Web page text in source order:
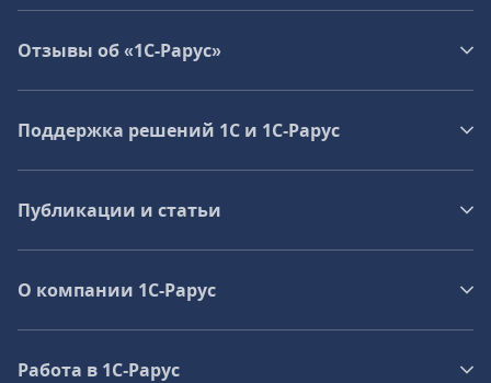
Отзывы об «1С-Рарус»
Поддержка решений 1С и 1С‑Рарус
Публикации и статьи
О компании 1C-Рарус
Работа в 1С‑Рарус